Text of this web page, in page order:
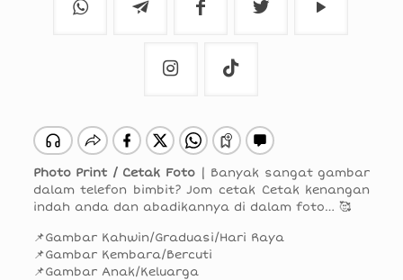
Photo Print / Cetak Foto | Banyak sangat gambar
dalam telefon bimbit? Jom cetak Cetak kenangan
indah anda dan abadikannya di dalam foto… 🥰
📌Gambar Kahwin/Graduasi/Hari Raya
📌Gambar Kembara/Bercuti
📌Gambar Anak/Keluarga